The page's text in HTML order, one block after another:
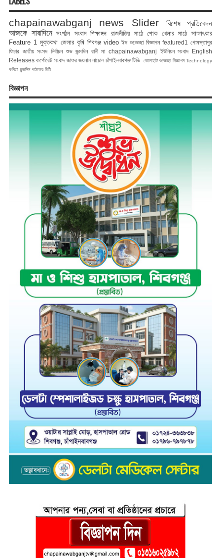
chapainawabganj news Slider
বিশেষ প্রতিবেদন
আজকে সারাদিনে সংগঠন সংবাদ শিক্ষাঙ্গন রাজনীতির মাঠে শোক খেলার মাঠে
সাক্ষাৎকার
Feature 1 মুক্তকথা জেলার কৃষি শিবগঞ্জ video ঈদ শুভেচ্ছা বিজ্ঞাপন featured1
গোমস্তাপুর
ফিচার জাতীয় সংসদ নির্বাচন শুভ জন্মদিন রানী মা chapainawabganj ইউনিয়ন সংবাদ
English
Releases কর্পোরেট সংবাদ জাফর জয়নাল নাচোল চাঁপাইনবাবগঞ্জ টিভি ভোলাহাট শুভেচ্ছা বিজ্ঞাপন Technology
কবিতা জন্মদিন পাঠকের চিঠি
বিজ্ঞাপন